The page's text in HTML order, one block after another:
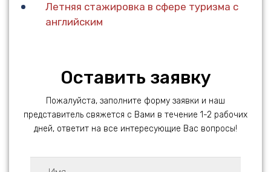
Летняя стажировка в сфере туризма с
английским
Оставить заявку
Пожалуйста, заполните форму заявки и наш
представитель свяжется с Вами в течение 1-2 рабочих
дней, ответит на все интересующие Вас вопросы!